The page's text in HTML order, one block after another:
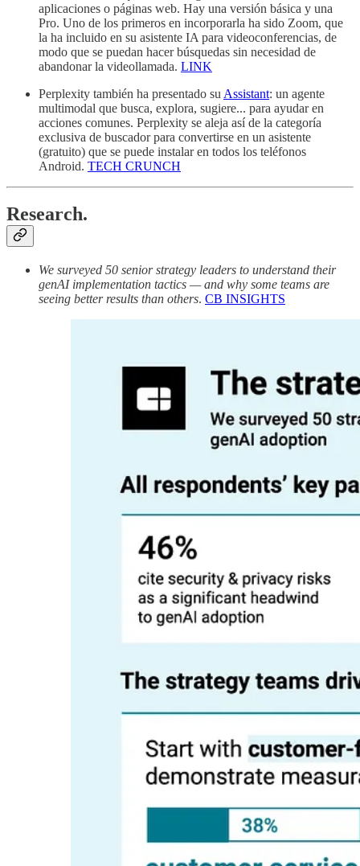
aplicaciones o páginas web. Hay una versión básica y una
Pro. Uno de los primeros en incorporarla ha sido Zoom, que
la ha incluido en su asistente IA para videoconferencias, de
modo que se puedan hacer búsquedas sin necesidad de
abandonar la videollamada. LINK
Perplexity también ha presentado su Assistant: un agente
multimodal que busca, explora, sugiere... para ayudar en
acciones comunes. Perplexity se aleja así de la categoría
exclusiva de buscador para convertirse en un asistente
(gratuito) que se puede instalar en todos los teléfonos
Android. TECH CRUNCH
Research.
We surveyed 50 senior strategy leaders to understand their
genAI implementation tactics — and why some teams are
seeing better results than others. CB INSIGHTS